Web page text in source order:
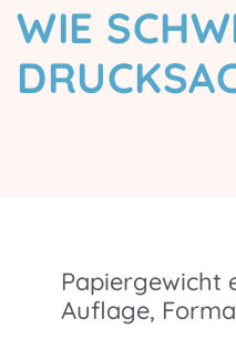
WIE
Papiergewicht
Auflage,